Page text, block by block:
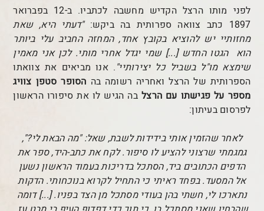
לפני מותו הרצל הקדיש מחשבה ל
כתביו. ב-12 בפברואר
1897 כתב צוואה ספרותית בה ביקש:
"דעתי היא, שאת
מחזותיי יש להוציא בקובץ אחד, המחזה החביב עלי ביותר
הוא הגטו החדש [...] שמי יגדל אחרי מותי. לכן אני מאמין
שימצא מו"ל בשביל כל יצירותיי". אנו מביאים את צוואתו
הספרותית של הרצל ואחריה רשומה בה הסופר סטפן צוויג
מספר על פגישתו עם הרצלבה הגיש לו את סיפורו הראשון
לפרסום בעיתון:
לאחר שהזמין אותי בידידות לשבת, שאל: "מה הבאת לי?",
גמגמתי שרצוני להציע לו סיפור. לקח את כתב-היד, ספר את
הדפים הכתובים ביד, הסתכל בדריכות בעמוד הראשון נשען
אל המסעד. בפחד ראיתי כי התחיל לקרוא בנוכחותי. הדקות
נתארכו לי, חשתי בהן בעודי מסתכל מן הצד בפניו. [...] דומה